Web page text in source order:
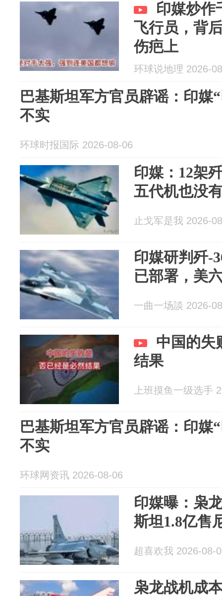
印媒炒作
飞行员，背
伤疤上
环球说地理 2026-
巴基斯坦军方官员辟谣：印媒
不实
环球时报国际 2026-08-06
印媒：12架
五代机也没
止戈军是我 2026-
印媒研判歼-
已部署，美
一曲一场談 2026-
中国的失
结果
上班摸鱼一级选手
巴基斯坦军方官员辟谣：印媒
不实
环球网资讯 2026-08-06
印媒曝：枭
斯坦1.8亿售
超喜欢我 2026-08-
枭龙战机成